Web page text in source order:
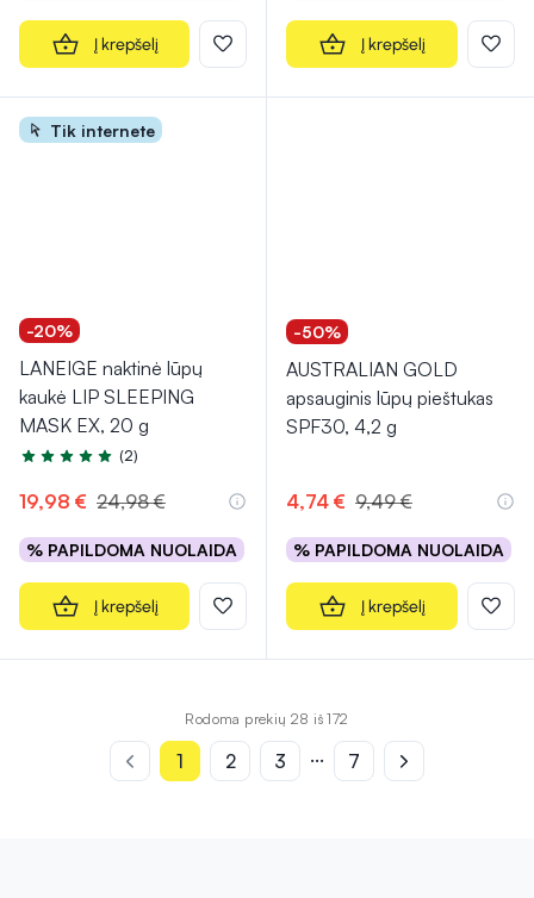
Į krepšelį Į krepšelį
Tik internete
-20%
LANEIGE naktinė lūpų
kaukė LIP SLEEPING
MASK EX, 20 g
Įvertinimas 5.0 iš 5
(2)
19,98 € 24,98 €
% PAPILDOMA NUOLAIDA
Į krepšelį
-50%
AUSTRALIAN GOLD
apsauginis lūpų pieštukas
SPF30, 4,2 g
4,74 € 9,49 €
% PAPILDOMA NUOLAIDA
Į krepšelį
Rodoma prekių 28 iš 172
1 2 3 ... 7